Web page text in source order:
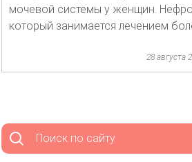
мочевой системы у женщин.
который занимается лечением
28 августа
Поиск по сайту